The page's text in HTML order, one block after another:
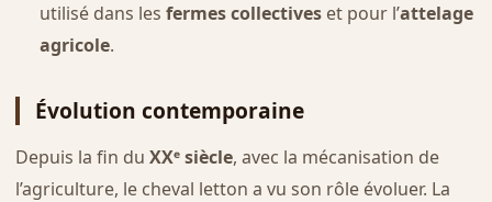
utilisé dans les fermes collectiveset pour l’attelage
agricole.
Évolution contemporaine
Depuis la fin du XXᵉ siècle, avec la mécanisation de
l’agriculture, le cheval letton a vu son rôle évoluer. La